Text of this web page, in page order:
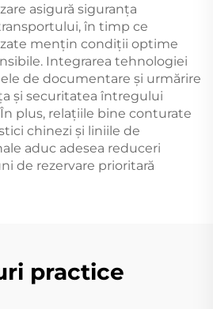
asigură siguranța
în timp ce
mențin condiții optime
Integrarea tehnologiei
de documentare și urmărire
și securitatea întregului
plus, relațiile bine conturate
chinezi și liniile de
aduc adesea reduceri
de rezervare prioritară
practice